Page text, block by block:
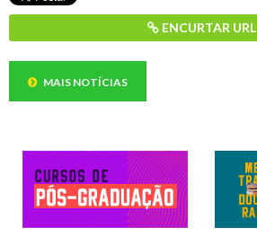
ENCURTAR URL
MAIS NOTÍCIAS